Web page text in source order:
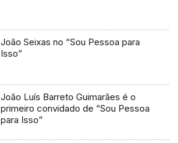
João Seixas no “Sou Pessoa para
Isso”
João Luís Barreto Guimarães é o
primeiro convidado de “Sou Pessoa
para Isso”